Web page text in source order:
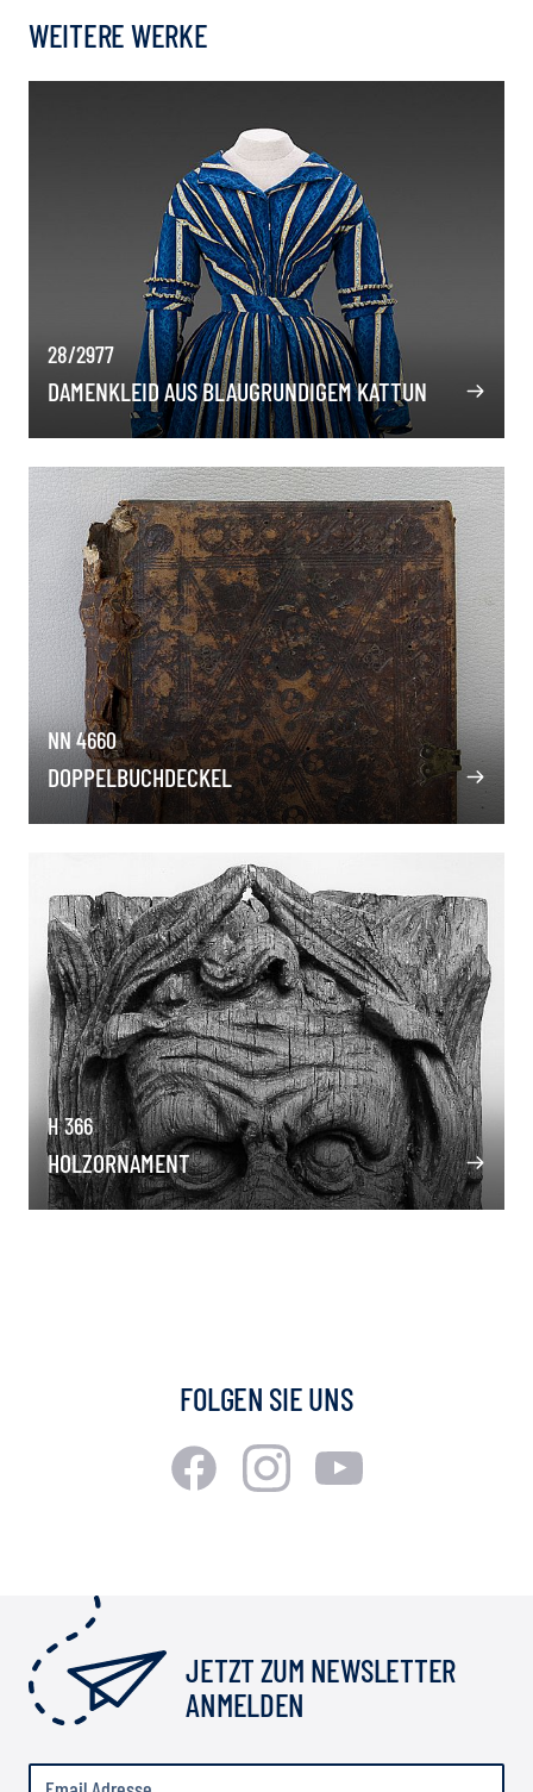
WEITERE WERKE
28/2977
DAMENKLEID AUS BLAUGRUNDIGEM KATTUN
NN 4660
DOPPELBUCHDECKEL
H 366
HOLZORNAMENT
FOLGEN SIE UNS
JETZT ZUM NEWSLETTER
ANMELDEN